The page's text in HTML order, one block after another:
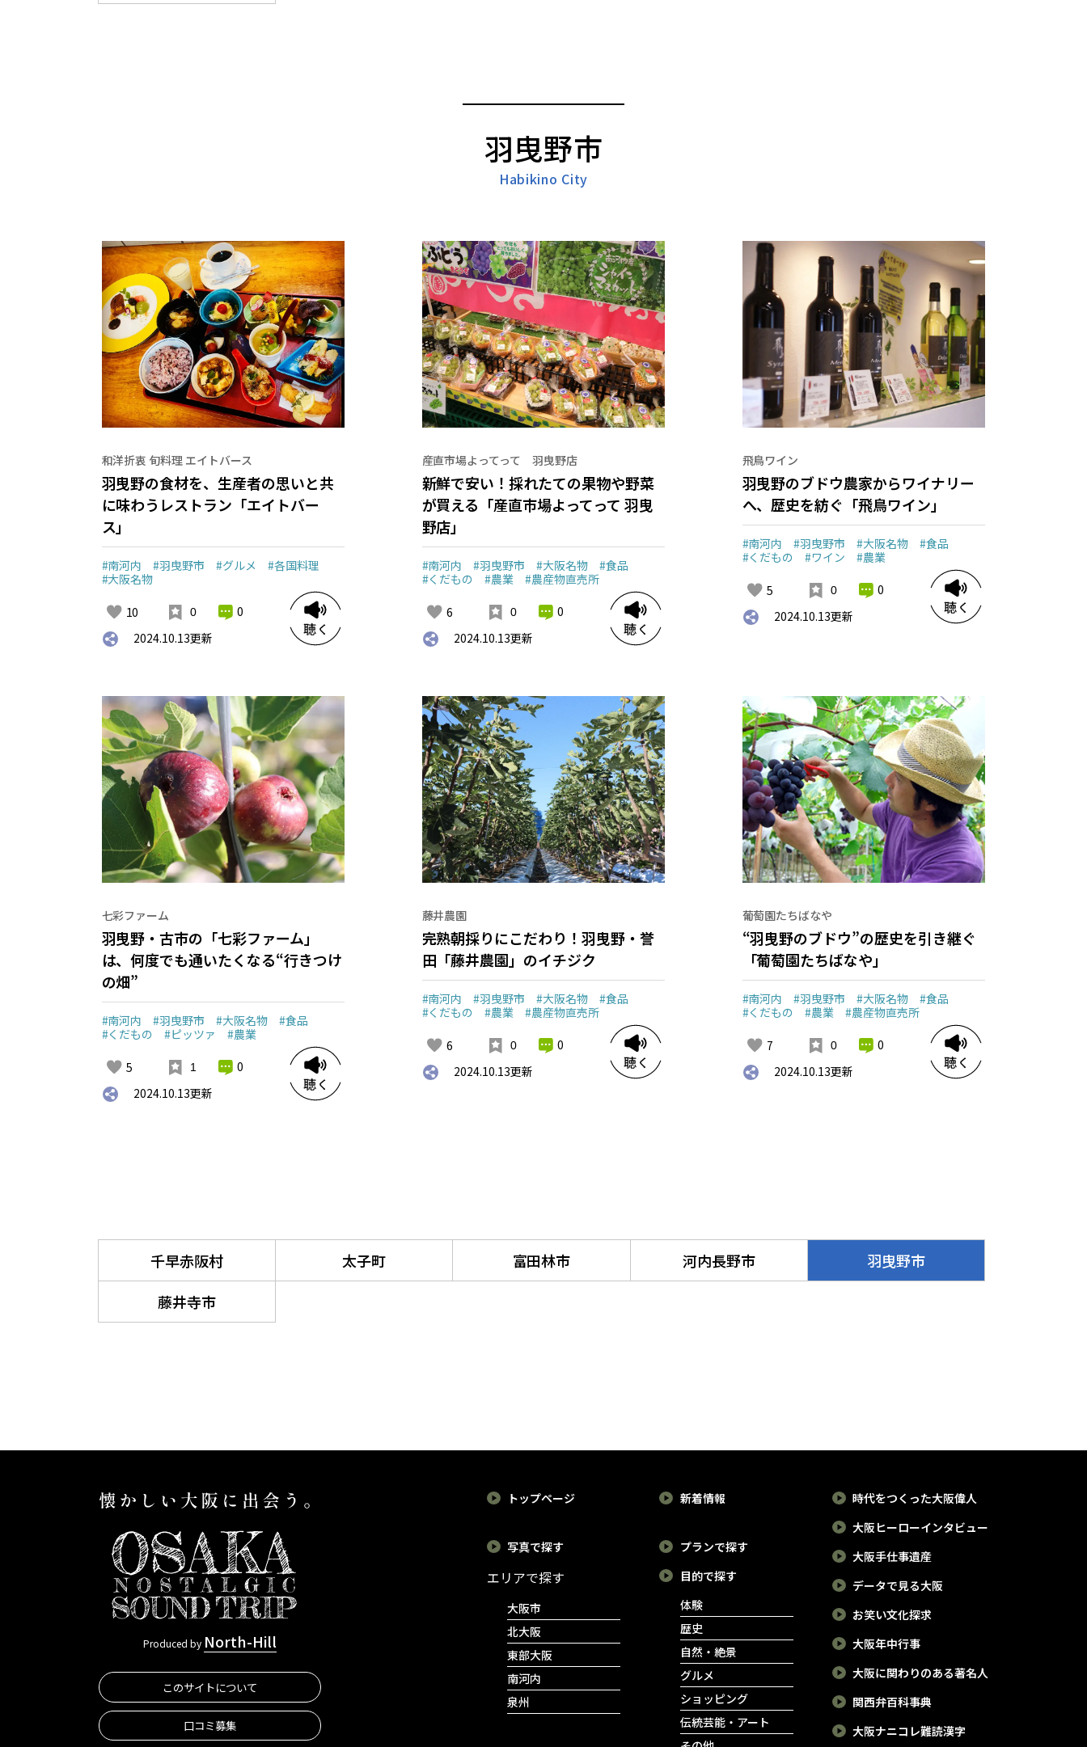
羽曳野市
Habikino City
和洋折衷 旬料理 エイトバース
羽曳野の食材を、生産者の思いと共
に味わうレストラン「エイトバー
ス」
#南河内 #羽曳野市 #グルメ
#各国料理
#大阪名物
10 0
0
2024.10.13更新
産直市場よってって 羽曳野店
新鮮で安い！採れたての果物や野菜
が買える「産直市場よってって 羽曳
野店」
#南河内 #羽曳野市 #大阪名物
#食品
#くだもの
#農業 #農産物直売所
6 0
0
2024.10.13更新
飛鳥ワイン
羽曳野のブドウ農家からワイナリー
へ、歴史を紡ぐ「飛鳥ワイン」
#南河内 #羽曳野市 #大阪名物
#食品
#くだもの
#ワイン #農業
5 0
0
2024.10.13更新
七彩ファーム
羽曳野・古市の「七彩ファーム」
は、何度でも通いたくなる“行きつけ
の畑”
#南河内 #羽曳野市 #大阪名物
#食品
#くだもの
#ピッツァ #農業
5 1
0
2024.10.13更新
藤井農園
完熟朝採りにこだわり！羽曳野・誉
田「藤井農園」のイチジク
#南河内 #羽曳野市 #大阪名物
#食品
#くだもの
#農業 #農産物直売所
6 0
0
2024.10.13更新
葡萄園たちばなや
“羽曳野のブドウ”の歴史を引き継ぐ
「葡萄園たちばなや」
#南河内 #羽曳野市 #大阪名物
#食品
#くだもの
#農業 #農産物直売所
7 0
0
2024.10.13更新
千早赤阪村 太子町 富田林市 河内長野市
羽曳野市
藤井寺市
Produced by North-Hill
このサイトについて
口コミ募集
トップページ
写真で探す
エリアで探す
大阪市
北大阪
東部大阪
南河内
泉州
新着情報
プランで探す
目的で探す
体験
歴史
自然・絶景
グルメ
ショッピング
伝統芸能・アート
時代をつくった大阪偉人
大阪ヒーローインタビュー
大阪手仕事遺産
データで見る大阪
お笑い文化探求
大阪年中行事
大阪に関わりのある著名人
関西弁百科事典
大阪ナニコレ難読漢字